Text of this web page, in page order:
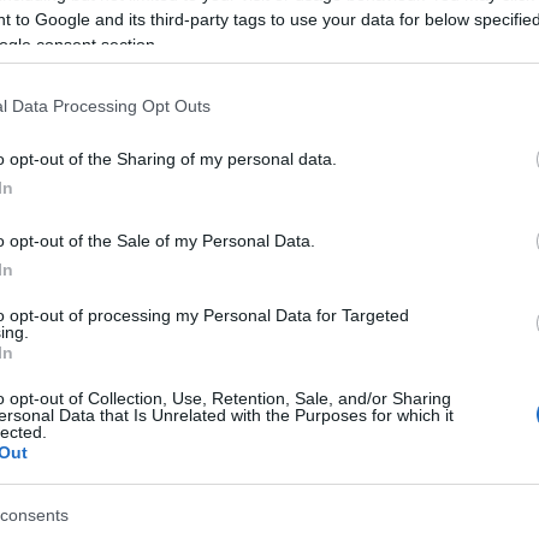
to Google and its third-party tags to use your data for below
consent section.
Data Processing Opt Outs
opt-out of the Sharing of my personal data.
opt-out of the Sale of my Personal Data.
opt-out of processing my Personal Data for Targeted
opt-out of Collection, Use, Retention, Sale, and/or Sharing
Data that Is Unrelated with the Purposes for which it
Szeretnél képbe kerülni a social media fortélyaival
induló vállalkozásod számára? Jelen akarsz lenni
cégeddel az online térben, de még nem tudod,
tanulmányokat folytatsz, és szívesen képeznéd
magad? Ha bármelyik kérdésre igennel feleltél,
5 tipp az első 1000 Instagram
követő megszerzéséhez
és